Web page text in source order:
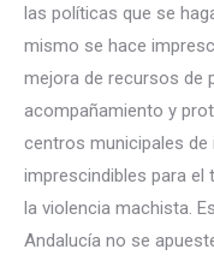
las políticas que se
mismo se hace
mejora de recursos de
acompañamiento y
centros municipales
imprescindibles para el
la violencia machista.
Andalucía no se